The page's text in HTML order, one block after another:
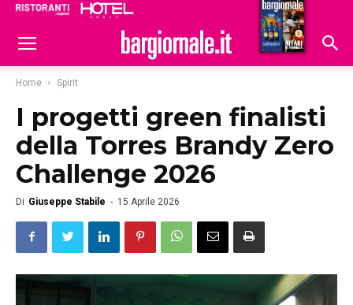
Hoteldomani
Home Spirit
I progetti green finalisti
della Torres Brandy Zero
Challenge 2026
Di Giuseppe Stabile - 15 Aprile 2026